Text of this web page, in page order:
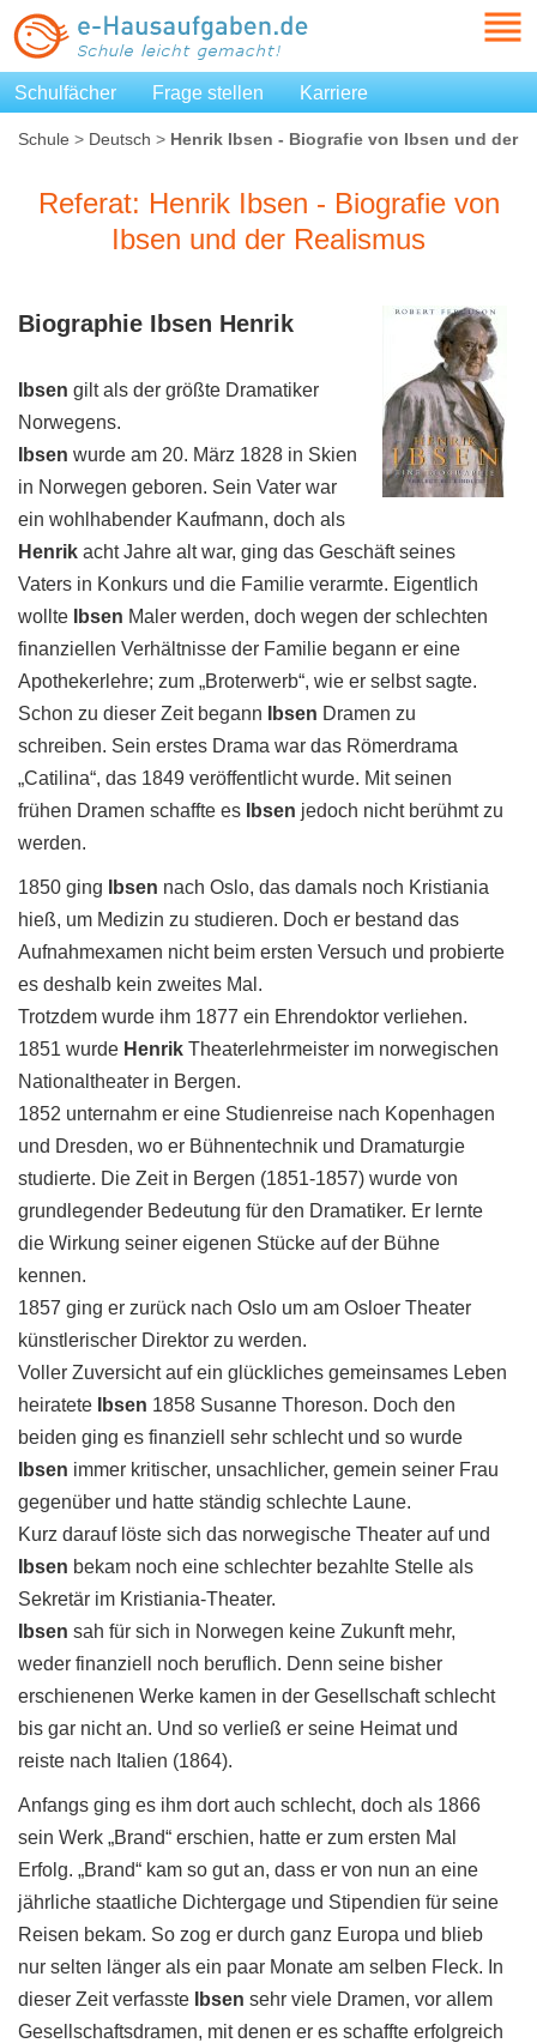
Schulfächer Frage stellen Karriere
Schule > Deutsch > Henrik Ibsen - Biografie von Ibsen und der
Referat: Henrik Ibsen - Biografie von
Ibsen und der Realismus
Biographie Ibsen Henrik
Ibsen gilt als der größte Dramatiker
Norwegens.
Ibsen wurde am 20. März 1828 in Skien
in Norwegen geboren. Sein Vater war
ein wohlhabender Kaufmann, doch als
Henrik acht Jahre alt war, ging das Geschäft seines
Vaters in Konkurs und die Familie verarmte. Eigentlich
wollte
Ibsen Maler werden, doch wegen der schlechten
finanziellen Verhältnisse der Familie begann er eine
Apothekerlehre; zum „Broterwerb“, wie er selbst sagte.
Schon zu dieser Zeit begann
Ibsen Dramen zu
schreiben. Sein erstes Drama war das Römerdrama
„Catilina“, das 1849 veröffentlicht wurde. Mit seinen
frühen Dramen schaffte es
Ibsen jedoch nicht berühmt zu
werden.
1850 ging Ibsen nach Oslo, das damals noch Kristiania
hieß, um Medizin zu studieren. Doch er bestand das
Aufnahmexamen nicht beim ersten Versuch und probierte
es deshalb kein zweites Mal.
Trotzdem wurde ihm 1877 ein Ehrendoktor verliehen.
1851 wurde Henrik Theaterlehrmeister im norwegischen
Nationaltheater in Bergen.
1852 unternahm er eine Studienreise nach Kopenhagen
und Dresden, wo er Bühnentechnik und Dramaturgie
studierte. Die Zeit in Bergen (1851-1857) wurde von
grundlegender Bedeutung für den Dramatiker. Er lernte
die Wirkung seiner eigenen Stücke auf der Bühne
kennen.
1857 ging er zurück nach Oslo um am Osloer Theater
künstlerischer Direktor zu werden.
Voller Zuversicht auf ein glückliches gemeinsames Leben
heiratete
Ibsen 1858 Susanne Thoreson. Doch den
beiden ging es finanziell sehr schlecht und so wurde
Ibsen immer kritischer, unsachlicher, gemein seiner Frau
gegenüber und hatte ständig schlechte Laune.
Kurz darauf löste sich das norwegische Theater auf und
Ibsen bekam noch eine schlechter bezahlte Stelle als
Sekretär im Kristiania-Theater.
Ibsen sah für sich in Norwegen keine Zukunft mehr,
weder finanziell noch beruflich. Denn seine bisher
erschienenen Werke kamen in der Gesellschaft schlecht
bis gar nicht an. Und so verließ er seine Heimat und
reiste nach Italien (1864).
Anfangs ging es ihm dort auch schlecht, doch als 1866
sein Werk „Brand“ erschien, hatte er zum ersten Mal
Erfolg. „Brand“ kam so gut an, dass er von nun an eine
jährliche staatliche Dichtergage und Stipendien für seine
Reisen bekam. So zog er durch ganz Europa und blieb
nur selten länger als ein paar Monate am selben Fleck. In
dieser Zeit verfasste
Ibsen sehr viele Dramen, vor allem
Gesellschaftsdramen, mit denen er es schaffte erfolgreich